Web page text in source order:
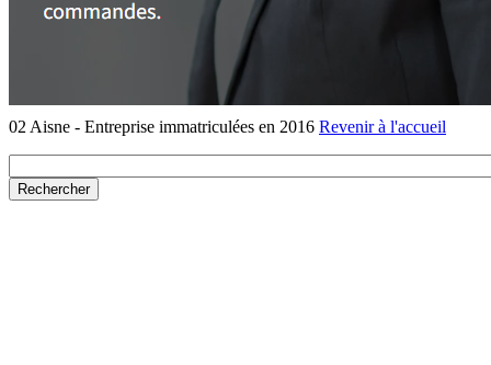
02 Aisne - Entreprise immatriculées en 2016 Revenir à l'accueil